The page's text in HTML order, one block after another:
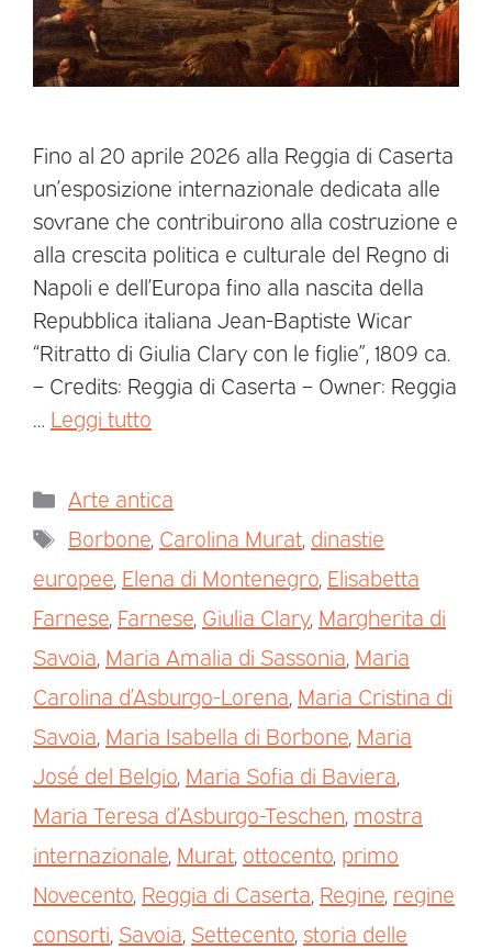
Fino al 20 aprile 2026 alla Reggia di Caserta
un’esposizione internazionale dedicata alle
sovrane che contribuirono alla costruzione e
alla crescita politica e culturale del Regno di
Napoli e dell’Europa fino alla nascita della
Repubblica italiana Jean-Baptiste Wicar
“Ritratto di Giulia Clary con le figlie”, 1809 ca.
– Credits: Reggia di Caserta – Owner: Reggia
Leggi tutto
Arte antica
Borbone Carolina Murat dinastie
europee Elena di Montenegro Elisabetta
Farnese Farnese Giulia Clary, Margherita di
Savoia Maria Amalia di Sassonia Maria
Carolina d’Asburgo-Lorena Maria Cristina di
Savoia Maria Isabella di Borbone Maria
José del Belgio Maria Sofia di Baviera
Maria Teresa d’Asburgo-Teschen mostra
internazionale Murat ottocento primo
Novecento Reggia di Caserta Regine regine
consorti Savoia Settecento storia delle